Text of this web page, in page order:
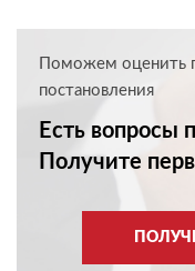
Поможем оценить
постановления
Есть вопросы
Получите